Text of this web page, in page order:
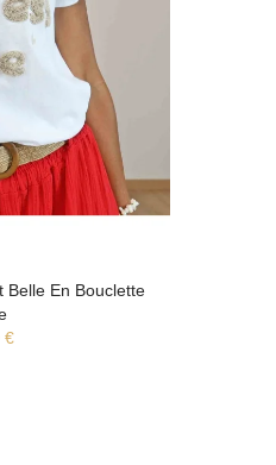
Belle En Bouclette
€